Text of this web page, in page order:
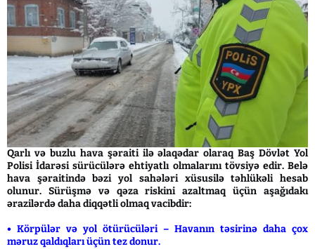
Qarlı və buzlu hava şəraiti ilə əlaqədar olaraq Baş Dövlət Yol
Polisi İdarəsi sürücülərə ehtiyatlı olmalarını tövsiyə edir. Belə
hava şəraitində bəzi yol sahələri xüsusilə təhlükəli hesab
olunur. Sürüşmə və qəza riskini azaltmaq üçün aşağıdakı
ərazilərdə daha diqqətli olmaq vacibdir:
• Körpülər və yol ötürücüləri – Havanın təsirinə daha çox
məruz qaldıqları üçün tez donur.